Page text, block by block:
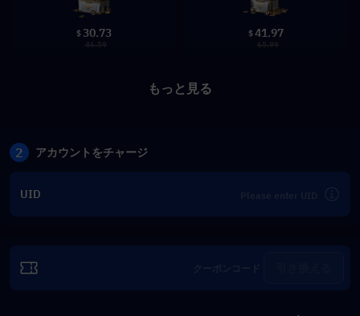
$ 30.73
46.59
$41.97
65.99
もっと見る
2 アカウントをチャージ
UID